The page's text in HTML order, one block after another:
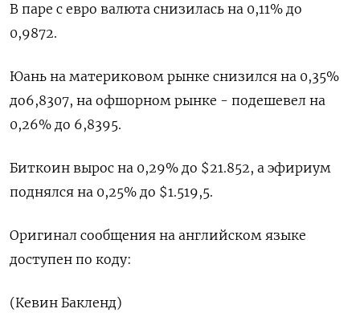
В паре с евро валюта снизилась на 0,11%​ до
0,9872.
Юань на материковом рынке снизился на 0,35%
до​ 6,8307​, на офшорном рынке - подешевел на
0,26% до 6,8395.
Биткоин вырос на 0,29% до $21.852, а эфириум
поднялся на 0,25% до $1.519,5.
Оригинал сообщения на английском языке
доступен по коду:
(Кевин Бакленд)